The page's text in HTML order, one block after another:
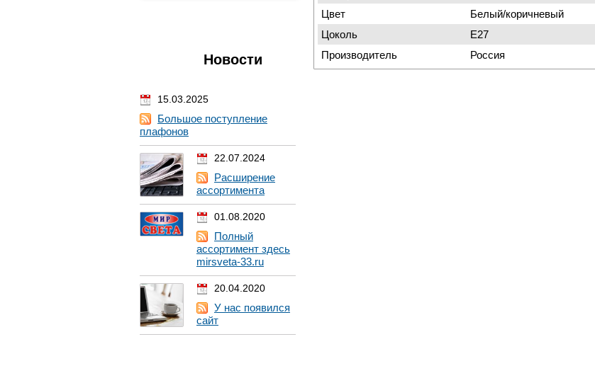
Новости
15.03.2025
Большое поступление
плафонов
22.07.2024
Расширение
ассортимента
01.08.2020
Полный
ассортимент здесь
mirsveta-33.ru
20.04.2020
У нас появился
сайт
Цвет
Белый/коричневый
Цоколь
Е27
Производитель
Россия